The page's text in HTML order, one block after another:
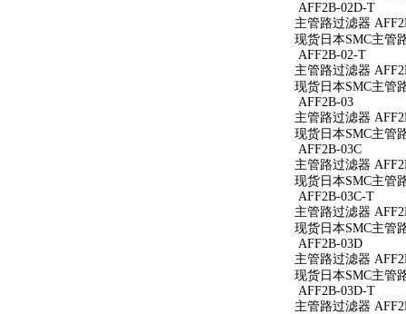
AFF2B-02D-T
主管路过滤器
现货日本SMC主管
AFF2B-02-T
主管路过滤器
现货日本SMC主管
AFF2B-03
主管路过滤器
现货日本SMC主管
AFF2B-03C
主管路过滤器
现货日本SMC主管
AFF2B-03C-T
主管路过滤器
现货日本SMC主管
AFF2B-03D
主管路过滤器
现货日本SMC主管
AFF2B-03D-T
主管路过滤器